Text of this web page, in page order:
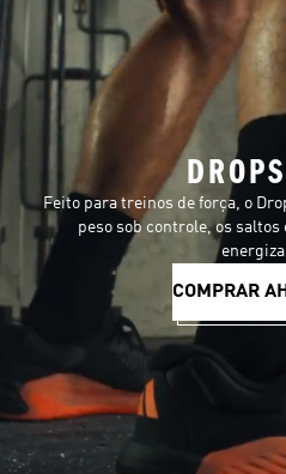
Feito para treinos de força, o
peso sob controle, os
COMPRAR